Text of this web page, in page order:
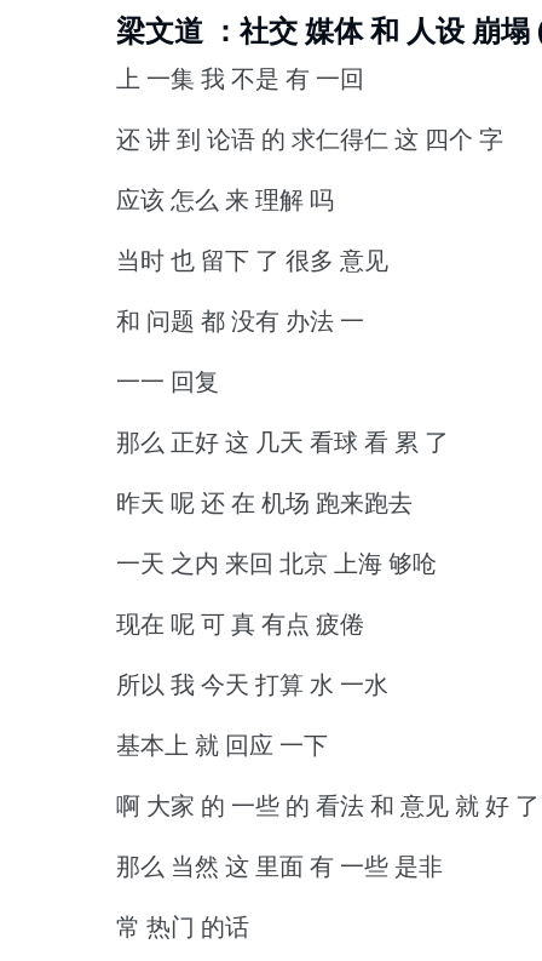
梁文道 ：社交 媒体 和 人设 崩塌
上 一集 我 不是 有 一回
还 讲 到 论语 的 求仁得仁 这 四个 字
应该 怎么 来 理解 吗
当时 也 留下 了 很多 意见
和 问题 都 没有 办法 一
一一 回复
那么 正好 这 几天 看球 看 累 了
昨天 呢 还 在 机场 跑来跑去
一天 之内 来回 北京 上海 够呛
现在 呢 可 真 有点 疲倦
所以 我 今天 打算 水 一水
基本上 就 回应 一下
啊 大家 的 一些 的 看法 和 意见 就 好 了
那么 当然 这 里面 有 一些 是非
常 热门 的话